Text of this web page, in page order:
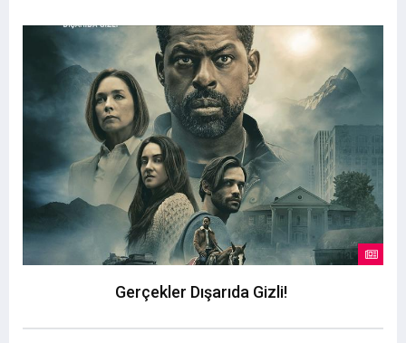
Gerçekler Dışarıda Gizli!